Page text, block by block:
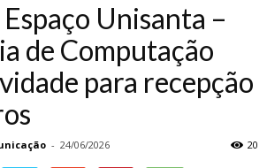
Unisanta –
de Computação
para recepção
- 24/06/2026 20